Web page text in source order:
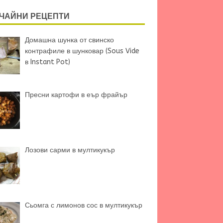
РЕЦЕПТИ
Домашна шунка от свинско
контрафиле в шунковар (Sous Vide
в Instant Pot)
Пресни картофи в еър фрайър
Лозови сарми в мултикукър
Сьомга с лимонов сос в мултикукър